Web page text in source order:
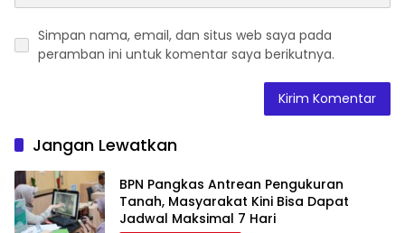
Simpan nama, email, dan situs web saya pada
peramban ini untuk komentar saya berikutnya.
Jangan Lewatkan
BPN Pangkas Antrean Pengukuran
Tanah, Masyarakat Kini Bisa Dapat
Jadwal Maksimal 7 Hari